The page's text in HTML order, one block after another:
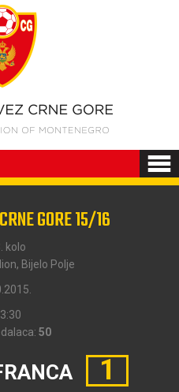
GORE 15/16
kolo
Bijelo Polje
50
1